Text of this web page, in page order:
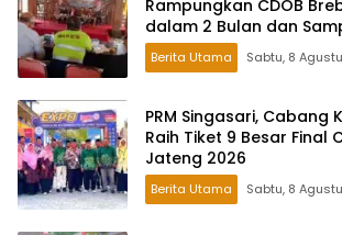
Rampungkan CDOB
dalam 2 Bulan dan
Berita Utama Sabtu, 8
PRM Singasari, Cabang
Raih Tiket 9 Besar Final
Jateng 2026
Berita Utama Sabtu, 8